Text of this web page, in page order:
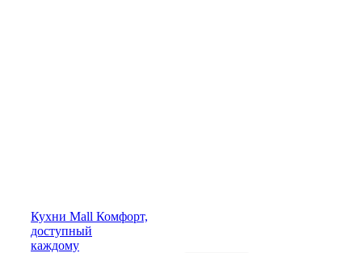
Кухни Mall Комфорт,
доступный
каждому